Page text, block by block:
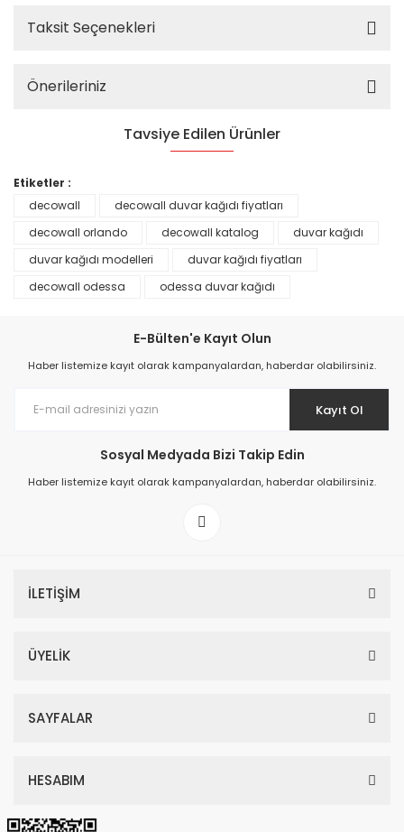
Taksit Seçenekleri
Önerileriniz
Tavsiye Edilen Ürünler
Prime ArtDECO Duvar Kağıdı Tutkalı 500 gr
199,00 TL
Etiketler :
decowall
decowall duvar kağıdı fiyatları
decowall orlando
decowall katalog
duvar kağıdı
duvar kağıdı modelleri
duvar kağıdı fiyatları
decowall odessa
odessa duvar kağıdı
E-Bülten'e Kayıt Olun
Haber listemize kayıt olarak kampanyalardan, haberdar olabilirsiniz.
Kayıt Ol
Sosyal Medyada Bizi Takip Edin
Haber listemize kayıt olarak kampanyalardan, haberdar olabilirsiniz.
İLETİŞİM
ÜYELİK
SAYFALAR
HESABIM